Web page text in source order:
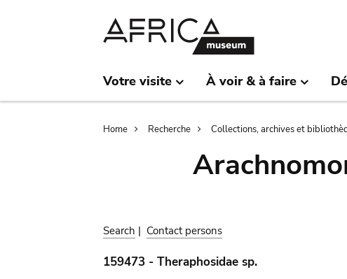
Votre visite À voir & à faire
Breadcrumb
Home Recherche Collections, archives et
Search | Contact persons
159473 - Theraphosidae sp.